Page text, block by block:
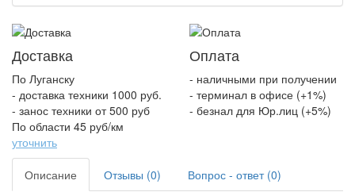
Доставка
По Луганску
- доставка техники 1000 руб.
- занос техники от 500 руб
По области 45 руб/км
уточнить
Оплата
- наличными при получении
- терминал в офисе (+1%)
- безнал для Юр.лиц (+5%)
Описание Отзывы (0) Вопрос - ответ (0)